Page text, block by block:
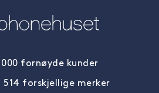
000 fornøyde kunder
514 forskjellige merker